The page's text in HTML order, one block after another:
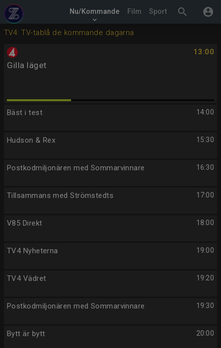
search account_circle
Nu/Kommande
keyboard_arrow_down
Film Sport
TV4: TV-tablå de kommande dagarna
13:00
Gilla läget
14:00
Bäst i test
15:30
Hudson & Rex
16:30
Postkodmiljonären med Sommarvinnare
17:00
Tillsammans med Strömstedts
18:00
V85 Direkt
19:00
TV4 Nyheterna
19:20
TV4 Vädret
19:30
Postkodmiljonären med Sommarvinnare
20:00
Bytt är bytt